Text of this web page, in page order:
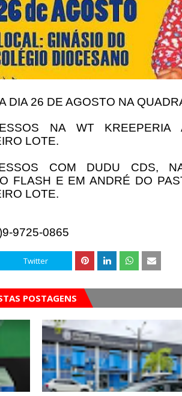
DIA 26 DE AGOSTO NA
NA WT
LOTE.
COM DUDU CDS,
FLASH E EM ANDRÉ DO
LOTE.
9725-0865
Twitter
POSTAGENS